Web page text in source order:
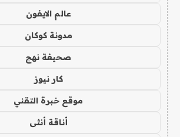
عالم الايفون
مدونة كوكان
صحيفة نهج
كار نيوز
موقع خبرة التقني
أناقة أنثى